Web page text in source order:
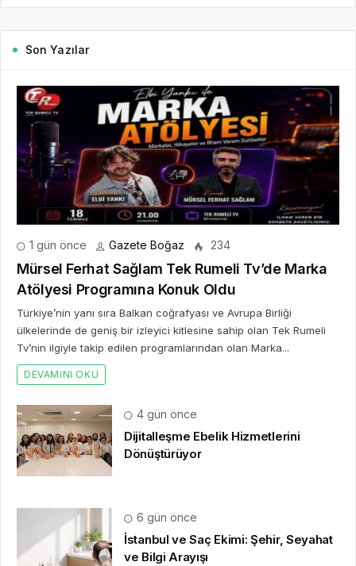
Son Yazılar
1 gün önce Gazete Boğaz 234
Mürsel Ferhat Sağlam Tek Rumeli Tv’de Marka
Atölyesi Programına Konuk Oldu
Türkiye’nin yanı sıra Balkan coğrafyası ve Avrupa Birliği
ülkelerinde de geniş bir izleyici kitlesine sahip olan Tek Rumeli
Tv’nin ilgiyle takip edilen programlarından olan Marka...
DEVAMINI OKU
4 gün önce
Dijitalleşme Ebelik Hizmetlerini
Dönüştürüyor
6 gün önce
İstanbul ve Saç Ekimi: Şehir, Seyahat
ve Bilgi Arayışı